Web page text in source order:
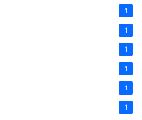
1
1
1
1
1
1